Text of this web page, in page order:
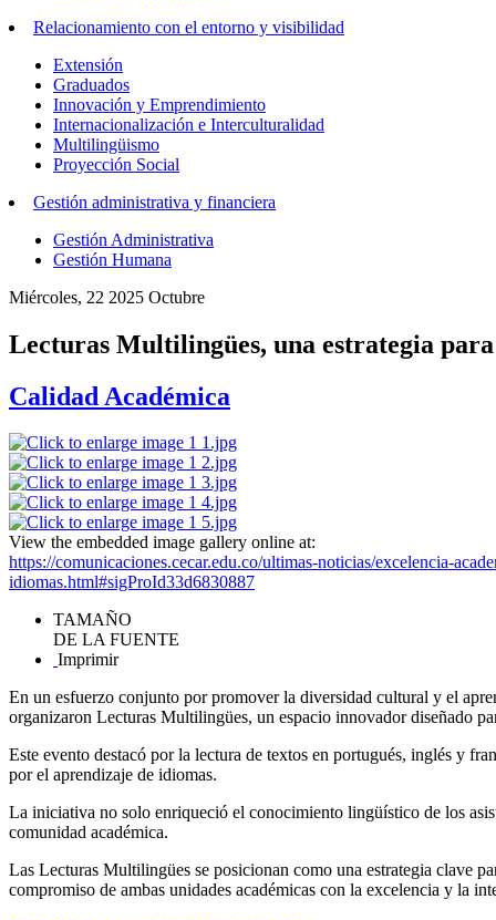
Relacionamiento con el entorno y visibilidad
Extensión
Graduados
Innovación y Emprendimiento
Internacionalización e Interculturalidad
Multilingüismo
Proyección Social
Gestión administrativa y financiera
Gestión Administrativa
Gestión Humana
Miércoles, 22 2025 Octubre
Lecturas Multilingües, una estrategia
Calidad Académica
View the embedded image gallery online at:
https://comunicaciones.cecar.edu.co/ultimas-noticias/excelencia-
idiomas.html#sigProId33d6830887
TAMAÑO
DE LA FUENTE
Imprimir
En un esfuerzo conjunto por promover la diversidad cultural y el
organizaron Lecturas Multilingües, un espacio innovador diseñado
Este evento destacó por la lectura de textos en portugués, inglés y
por el aprendizaje de idiomas.
La iniciativa no solo enriqueció el conocimiento lingüístico de los
comunidad académica.
Las Lecturas Multilingües se posicionan como una estrategia clave
compromiso de ambas unidades académicas con la excelencia y la